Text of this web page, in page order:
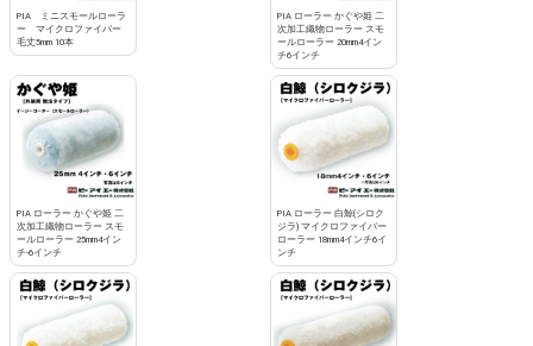
PIA ミニスモールローラ
ー マイクロファイバー
毛丈5mm 10本
PIA ローラー かぐや姫 二
次加工織物ローラー スモ
ールローラー 20mm4イン
チ6インチ
PIA ローラー かぐや姫 二
次加工織物ローラー スモ
ールローラー 25mm4イン
チ-6インチ
PIA ローラー 白鯨(シロク
ジラ) マイクロファイバー
ローラー 18mm4インチ6イ
ンチ